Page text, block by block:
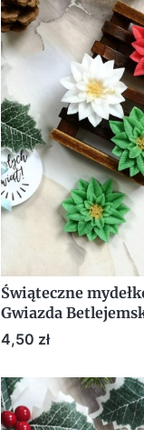
Świąteczne
Gwiazda
upominek firmowy
Cena
4,50 zł